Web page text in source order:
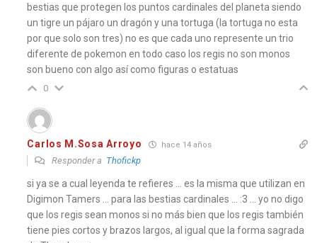
bestias que protegen los puntos cardinales del planeta siendo
un tigre un pájaro un dragón y una tortuga (la tortuga no esta
por que solo son tres) no es que cada uno represente un trio
diferente de pokemon en todo caso los regis no son monos
son bueno con algo así como figuras o estatuas
0
Carlos M.Sosa Arroyo hace 14 años
Responder a Thofickp
si ya se a cual leyenda te refieres … es la misma que utilizan en
Digimon Tamers … para las bestias cardinales … :3 … yo no digo
que los regis sean monos si no más bien que los regis también
tiene pies cortos y brazos largos, al igual que la forma sagrada